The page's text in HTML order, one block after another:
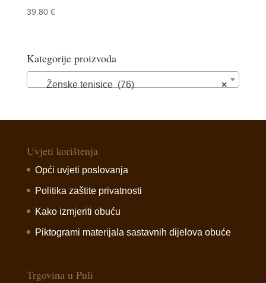
39.80 €
Kategorije proizvoda
×
Ženske tenisice (76)
Uvjeti korištenja
Opći uvjeti poslovanja
Politika zaštite privatnosti
Kako izmjeriti obuću
Piktogrami materijala sastavnih dijelova obuće
Trgovina u Puli